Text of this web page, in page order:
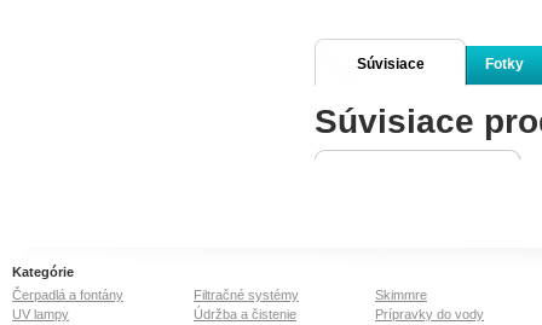
Súvisiace
produkty
Fotky
Súvisiace
Kategórie
Čerpadlá a fontány
Filtračné systémy
Skimmre
UV lampy
Údržba a čistenie
Prípravky do vody